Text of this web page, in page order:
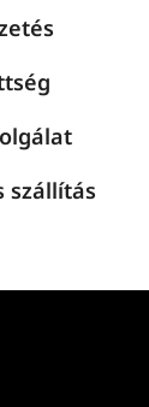
szállítás